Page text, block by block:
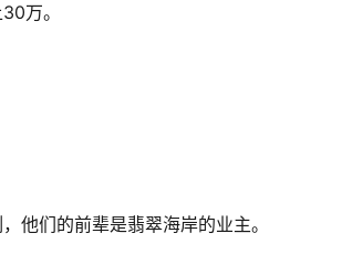
万。
他们的前辈是翡翠海岸的业主。